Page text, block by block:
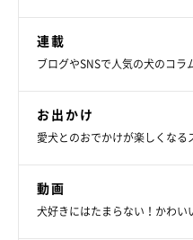
連載
ブログやSNSで人気の犬のコ
お出かけ
愛犬とのおでかけが楽しくな
動画
犬好きにはたまらない！かわ